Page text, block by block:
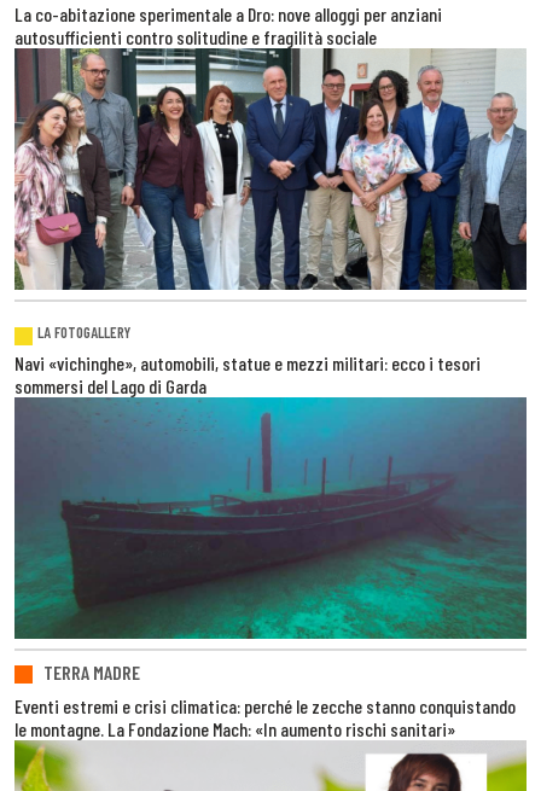
La co-abitazione sperimentale a Dro: nove alloggi per anziani
autosufficienti contro solitudine e fragilità sociale
LA FOTOGALLERY
Navi «vichinghe», automobili, statue e mezzi militari: ecco i tesori
sommersi del Lago di Garda
TERRA MADRE
Eventi estremi e crisi climatica: perché le zecche stanno conquistando
le montagne. La Fondazione Mach: «In aumento rischi sanitari»